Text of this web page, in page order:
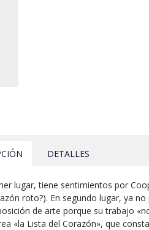
DETALLES
lugar, tiene sentimientos por
roto?). En segundo lugar, ya
de arte porque su trabajo
«la Lista del Corazón», que